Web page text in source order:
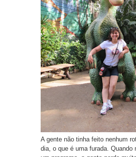
A gente não tinha feito nenhum
dia, o que é uma furada. Quando